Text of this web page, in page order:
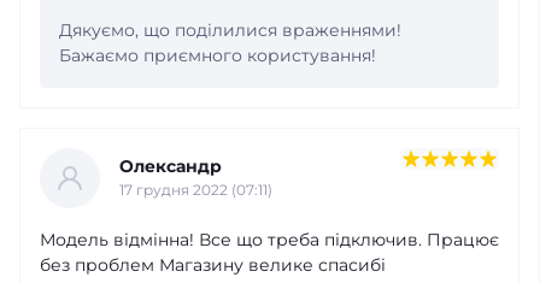
Дякуємо, що поділилися враженнями!
Бажаємо приємного користування!
Олександр
17 грудня 2022 (07:11)
Модель відмінна! Все що треба підключив. Працює
без проблем Магазину велике спасибі